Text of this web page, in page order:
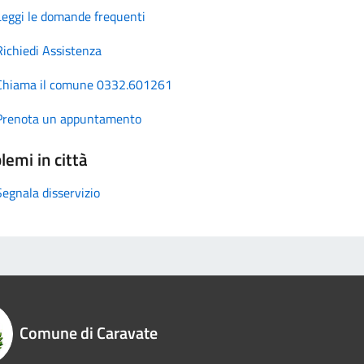
le domande frequenti
Assistenza
il comune 0332.601261
un appuntamento
in città
disservizio
Comune di Caravate